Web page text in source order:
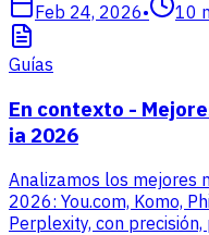
Feb 24, 2026• 10
Guías
En contexto -
ia 2026
Analizamos los mejores
2026: You.com, Komo,
Perplexity, con